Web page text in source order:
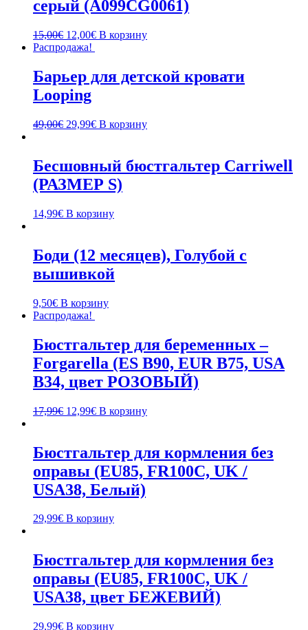
серый (A099CG0061)
15,00€ 12,00€ В корзину
Распродажа!
Барьер для детской кровати
Looping
49,00€ 29,99€ В корзину
Бесшовный бюстгальтер Carriwell
(РАЗМЕР S)
14,99€ В корзину
Боди (12 месяцев), Голубой с
вышивкой
9,50€ В корзину
Распродажа!
Бюстгальтер для беременных –
Forgarella (ES B90, EUR B75, USA
B34, цвет РОЗОВЫЙ)
17,99€ 12,99€ В корзину
Бюстгальтер для кормления без
оправы (EU85, FR100C, UK /
USA38, Белый)
29,99€ В корзину
Бюстгальтер для кормления без
оправы (EU85, FR100C, UK /
USA38, цвет БЕЖЕВИЙ)
29,99€ В корзину